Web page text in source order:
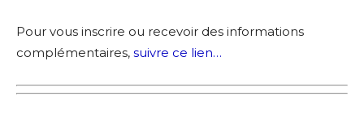
Pour vous inscrire ou recevoir des informations
complémentaires, suivre ce lien…